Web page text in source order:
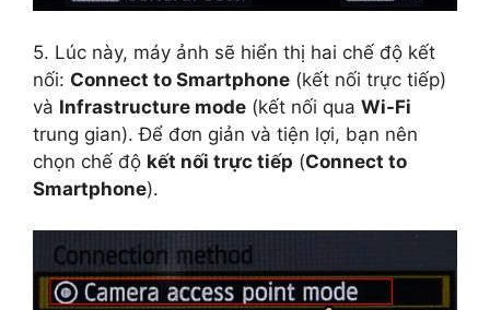
5. Lúc này, máy ảnh sẽ hiển thị hai chế độ kết
nối: Connect to Smartphone (kết nối trực tiếp)
và Infrastructure mode (kết nối qua Wi-Fi
trung gian). Để đơn giản và tiện lợi, bạn nên
chọn chế độ kết nối trực tiếp (Connect to
Smartphone).